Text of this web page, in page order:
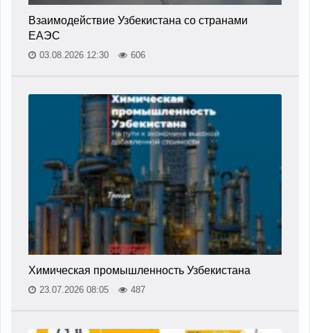
Взаимодействие Узбекистана со странами
ЕАЭС
03.08.2026 12:30 606
Химическая промышленность Узбекистана
23.07.2026 08:05 487